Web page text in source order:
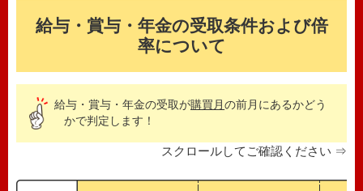
給与・賞与・年金の受取条件および倍
率について
給与・賞与・年金の受取が購買月の前月にあるかどう
かで判定します！
スクロールしてご確認ください ⇒